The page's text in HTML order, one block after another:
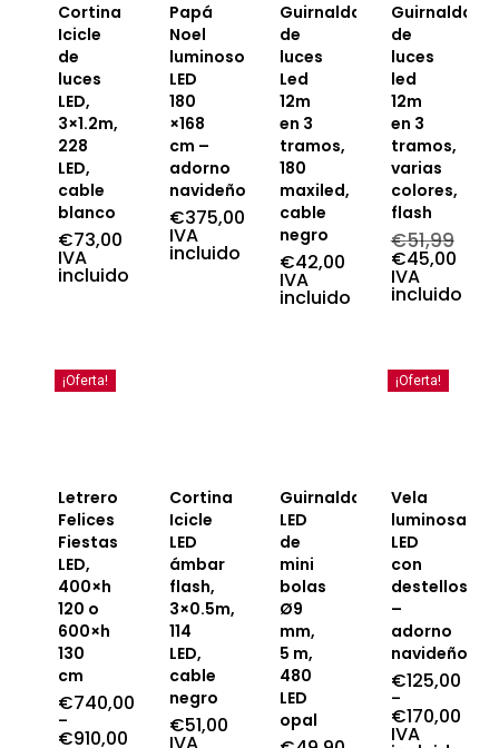
Cortina
Icicle
de
luces
LED,
3×1.2m,
228
LED,
cable
blanco
€73,00
IVA
incluido
Papá
Noel
luminoso
LED
180
×168
cm –
adorno
navideño
€375,00
IVA
incluido
Guirnalda
de
luces
Led
12m
en 3
tramos,
180
maxiled,
cable
negro
€42,00
IVA
incluido
Guirnalda
de
luces
led
12m
en 3
tramos,
varias
colores,
flash
€51,99
El
precio
original
€45,00
El
precio
IVA
incluido
¡Oferta!
Letrero
Felices
Fiestas
LED,
400×h
120 o
600×h
130
cm
€740,00
-
€910,00
Cortina
Icicle
LED
ámbar
flash,
3×0.5m,
114
LED,
cable
negro
€51,00
Guirnalda
LED
de
mini
bolas
Ø9
mm,
5 m,
480
LED
opal
¡Oferta!
Vela
luminosa
LED
con
destellos
–
adorno
navideño
€125,00
-
€170,00
Rango
IVA